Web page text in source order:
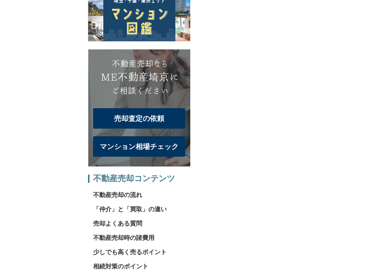
売却査定の依頼
マンション相場チェック
不動産売却コンテンツ
不動産売却の流れ
「仲介」と「買取」の違い
売却よくある質問
不動産売却時の諸費用
少しでも高く売るポイント
相続対策のポイント